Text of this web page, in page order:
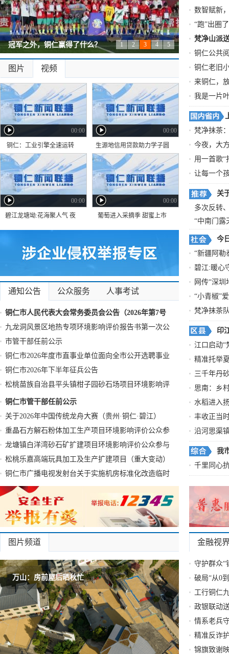
立秋仪式感拉满！梵净山派送6500杯抹茶奶茶
立秋仪式感拉满！梵净山派送6500杯抹茶奶茶
4金4银2铜！铜仁运动健儿省运会摘金夺银
4金4银2铜！铜仁运动健儿省运会摘金夺银
冠军之外，铜仁赢得了什么？
冠军之外，铜仁赢得了什么？
李作勋穆嵘坤胡洪成率队开展“八一”走访慰问
李作勋穆嵘坤胡洪成率队开展“八一”走访慰问
正式架梁！铜吉铁路迎来关键进展
正式架梁！铜吉铁路迎来关键进展
1 2 3 4 5
图片 视频
00:00
铜仁：工业引擎全速运转
00:00
生源地信用贷款助力学子圆
00:00
碧江龙塘坳:花海聚人气 夜
00:00
葡萄进入采摘季 甜蜜上市
通知公告 公众服务 人事考试
铜仁市人民代表大会常务委员会公告（2026年第7号
九龙洞风景区地热专项环境影响评价报告书第一次公
市管干部任前公示
铜仁市2026年度市直事业单位面向全市公开选聘事业
铜仁市2026年下半年征兵公告
松桃苗族自治县平头镇柑子园砂石场项目环境影响评
铜仁市管干部任前公示
关于2026年中国传统龙舟大赛（贵州·铜仁·碧江）
重晶石方解石粉体加工生产项目环境影响评价公众参
龙塘镇白洋湾砂石矿扩建项目环境影响评价公众参与
松桃乐嘉高端玩具加工及生产扩建项目（重大变动）
铜仁市广播电视发射台关于实施机房标准化改造临时
数智赋新
“跑”出圈
梵净山派
铜仁公共
铜仁老旧
来铜仁，
我是一片
梵净抹茶
今夜，大
用一首歌“
让每一个
关
“中南门露
99载，军
海报 | 八
谁是冠军
多次反转
“中南门露
99载，军
海报 | 八
多次反转
今
“新疆阿勒
碧江:暖心
网传“深圳
“小青椒”
梵净抹茶
印
江口启动“
精准托举
三千年丹
思南：乡
水稻进入
丰收正当
沿河思渠
我
千里同心
图片频道 金融视
万山：房前屋后晒秋忙
守护群众“
破局“从0
工行铜仁
政银联动
情系老兵
精准反诈
锦旗致谢